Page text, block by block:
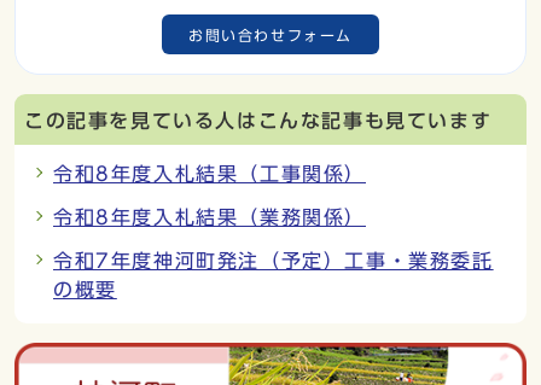
お問い合わせフォーム
この記事を見ている人はこんな記事も見ています
令和8年度入札結果（工事関係）
令和8年度入札結果（業務関係）
令和7年度神河町発注（予定）工事・業務委託
の概要